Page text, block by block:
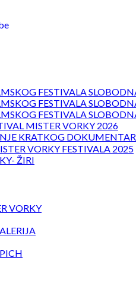
FESTIVALA
FESTIVALA
FESTIVALA
MISTER VORKY 2026
KRATKOG
VORKY FESTIVALA 2025
ŽIRI
VORKY